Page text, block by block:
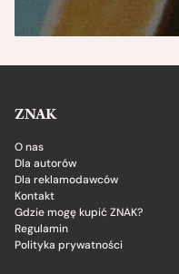
ZNAK
O nas
Dla autorów
Dla reklamodawców
Kontakt
Gdzie mogę kupić ZNAK?
Regulamin
Polityka prywatności